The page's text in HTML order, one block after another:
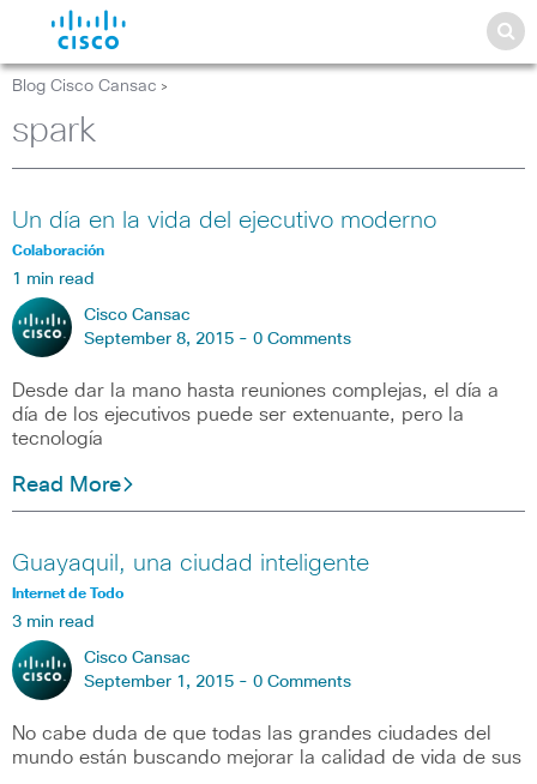
Blog Cisco Cansac >
spark
Un día en la vida del ejecutivo moderno
Colaboración
1 min read
Cisco Cansac
September 8, 2015 - 0 Comments
Desde dar la mano hasta reuniones complejas, el día a
día de los ejecutivos puede ser extenuante, pero la
tecnología
Read More
Guayaquil, una ciudad inteligente
Internet de Todo
3 min read
Cisco Cansac
September 1, 2015 - 0 Comments
No cabe duda de que todas las grandes ciudades del
mundo están buscando mejorar la calidad de vida de sus